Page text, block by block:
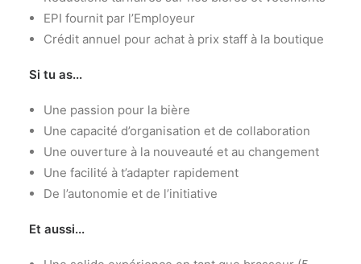
EPI fournit par l’Employeur
Crédit annuel pour achat à prix staff à la boutique
Si tu as...
Une passion pour la bière
Une capacité d’organisation et de collaboration
Une ouverture à la nouveauté et au changement
Une facilité à t’adapter rapidement
De l’autonomie et de l’initiative
Et aussi...